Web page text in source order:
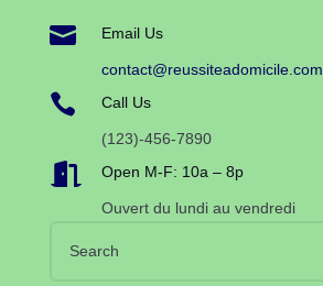
 Email Us
contact@reussiteadomicile.com
 Call Us
(123)-456-7890
 Open M-F: 10a – 8p
Ouvert du lundi au vendredi